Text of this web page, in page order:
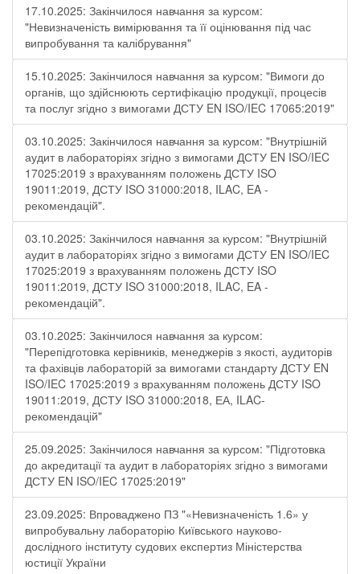
17.10.2025: Закінчилося навчання за курсом:
"Невизначеність вимірювання та її оцінювання під час
випробування та калібрування"
15.10.2025: Закінчилося навчання за курсом: "Вимоги до
органів, що здійснюють сертифікацію продукції, процесів
та послуг згідно з вимогами ДСТУ EN ISO/IEC 17065:2019"
03.10.2025: Закінчилося навчання за курсом: "Внутрішній
аудит в лабораторіях згідно з вимогами ДСТУ EN ISO/IEC
17025:2019 з врахуванням положень ДСТУ ISO
19011:2019, ДСТУ ISO 31000:2018, ILAC, EA -
рекомендацій".
03.10.2025: Закінчилося навчання за курсом: "Внутрішній
аудит в лабораторіях згідно з вимогами ДСТУ EN ISO/IEC
17025:2019 з врахуванням положень ДСТУ ISO
19011:2019, ДСТУ ISO 31000:2018, ILAC, EA -
рекомендацій".
03.10.2025: Закінчилося навчання за курсом:
"Перепідготовка керівників, менеджерів з якості, аудиторів
та фахівців лабораторій за вимогами стандарту ДСТУ EN
ISO/IEC 17025:2019 з врахуванням положень ДСТУ ISO
19011:2019, ДСТУ ISO 31000:2018, ЕА, ILAC-
рекомендацій"
25.09.2025: Закінчилося навчання за курсом: "Підготовка
до акредитації та аудит в лабораторіях згідно з вимогами
ДСТУ EN ISO/IEC 17025:2019"
23.09.2025: Впроваджено ПЗ "«Невизначеність 1.6» у
випробувальну лабораторію Київського науково-
дослідного інституту судових експертиз Міністерства
юстиції України